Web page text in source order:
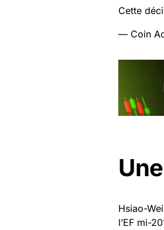
Cette
— Coin
Hsiao-
l’EF mi-